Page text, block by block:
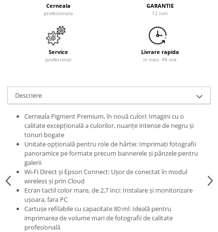
Cerneala
profesionala
GARANTIE
12 luni
Service
profesional
Livrare rapida
in max. 48 ore
Descriere
Cerneala Pigment Premium, în nouă culori: Imagini cu o
calitate excepţională a culorilor, nuanţe intense de negru şi
tonuri bogate
Unitate opţională pentru role de hârtie: Imprimaţi fotografii
panoramice pe formate precum bannerele şi pânzele pentru
galerii
Wi-Fi Direct şi Epson Connect: Uşor de conectat în modul
wireless şi prin Cloud
Ecran tactil color mare, de 2,7 inci: Instalare şi monitorizare
uşoara, fara PC
Cartuşe refilabile cu capacitate 80 ml: Ideală pentru
imprimarea de volume mari de fotografii de calitate
profesională